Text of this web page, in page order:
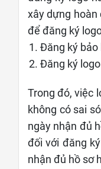
xây dựng hoàn
để đăng ký
Đăng ký bảo
Đăng ký
Trong đó, việc
không có sai
ngày nhận đủ
đối với đăng
nhận đủ hồ sơ